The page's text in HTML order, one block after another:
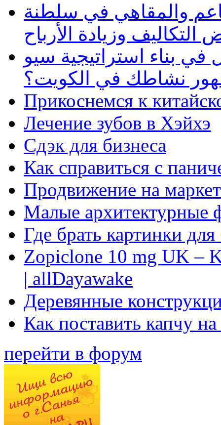
والمقاهي في سلطنة
وزيادة الأرباح
بناء استراتيجية سيو
نشاطك في الكويت؟
Прикоснемся к
Лечение зубов в Хэйхэ
Сдэк для бизнеса
Как справиться с
Продвижение на
Малые архитектурные
Где брать картинки
Zopiclone 10 mg UK –
| allDayawake
Деревянные
Как поставить капчу
перейти в форум